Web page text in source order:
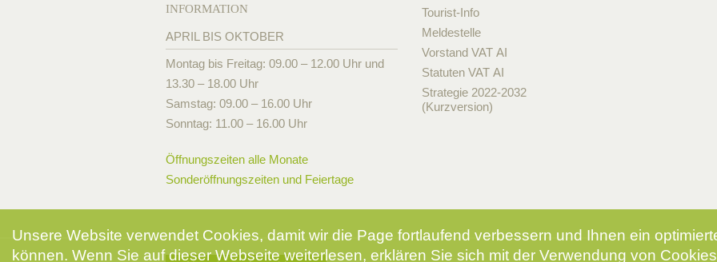
INFORMATION
APRIL BIS OKTOBER
Montag bis Freitag: 09.00 – 12.00 Uhr und
13.30 – 18.00 Uhr
Samstag: 09.00 – 16.00 Uhr
Sonntag: 11.00 – 16.00 Uhr
Öffnungszeiten alle Monate
Sonderöffnungszeiten und Feiertage
Tourist-Info
Meldestelle
Vorstand VAT AI
Statuten VAT AI
Strategie 2022-2032
(Kurzversion)
Unsere Website verwendet Cookies, damit wir die Page fortlaufend verbessern und Ihnen ein
können. Wenn Sie auf dieser Webseite weiterlesen, erklären Sie sich mit der Verwendung von